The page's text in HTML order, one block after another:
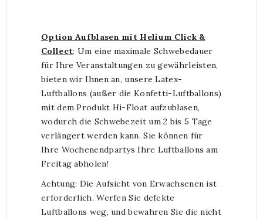
Option Aufblasen mit Helium Click &
Collect: Um eine maximale Schwebedauer
für Ihre Veranstaltungen zu gewährleisten,
bieten wir Ihnen an, unsere Latex-
Luftballons (außer die Konfetti-Luftballons)
mit dem Produkt Hi-Float aufzublasen,
wodurch die Schwebezeit um 2 bis 5 Tage
verlängert werden kann. Sie können für
Ihre Wochenendpartys Ihre Luftballons am
Freitag abholen!
Achtung: Die Aufsicht von Erwachsenen ist
erforderlich. Werfen Sie defekte
Luftballons weg, und bewahren Sie die nicht